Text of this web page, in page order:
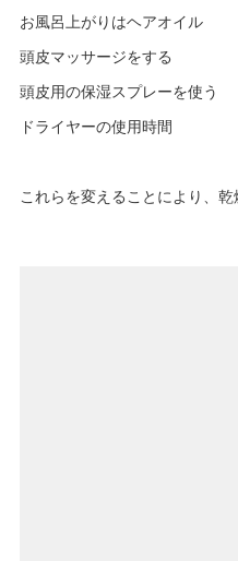
お風呂上がりはヘアオイル
頭皮マッサージをする
頭皮用の保湿スプレーを使う
ドライヤーの使用時間
これらを変えることにより、乾